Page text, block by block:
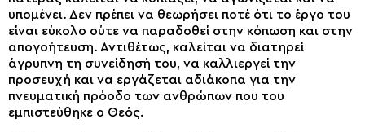
υπομένει. Δεν πρέπει να θεωρήσει ποτέ ότι το έργο του
είναι εύκολο ούτε να παραδοθεί στην κόπωση και στην
απογοήτευση. Αντιθέτως, καλείται να διατηρεί
άγρυπνη τη συνείδησή του, να καλλιεργεί την
προσευχή και να εργάζεται αδιάκοπα για την
πνευματική πρόοδο των ανθρώπων που του
εμπιστεύθηκε ο Θεός.